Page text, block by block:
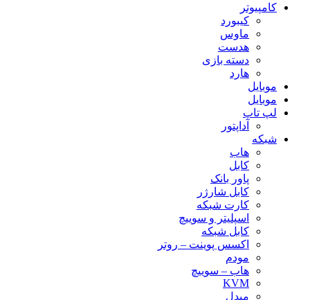
کامپیوتر
کیبورد
ماوس
هدست
دسته بازی
هارد
موبایل
موبایل
لپ تاپ
آداپتور
شبکه
هاب
کابل
پاور بانک
کابل شارژر
کارت شبکه
اسپلیتر و سوییچ
کابل شبکه
اکسس پوینت – روتر
مودم
هاب – سوییچ
KVM
مبدل